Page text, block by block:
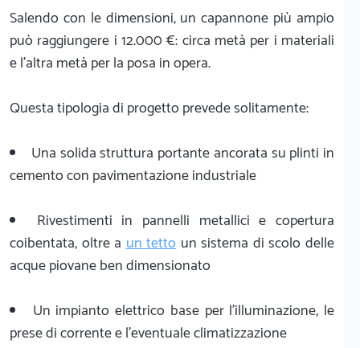
Salendo con le dimensioni, un capannone più ampio
può raggiungere i 12.000 €: circa metà per i materiali
e l'altra metà per la posa in opera.
Questa tipologia di progetto prevede solitamente:
Una solida struttura portante ancorata su plinti in
cemento con pavimentazione industriale
Rivestimenti in pannelli metallici e copertura
coibentata, oltre aun tettoun sistema di scolo delle
acque piovane ben dimensionato
Un impianto elettrico base per l'illuminazione, le
prese di corrente e l'eventuale climatizzazione